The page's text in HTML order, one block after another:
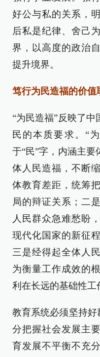
好公与私的关系，
后私是纪律、舍己
界，以高度的政治
提升境界。
笃行为民造福的价值
“为民造福”反映了
民的本质要求。“
于“民”字，内涵主
体人民造福，不断
体教育差距，统筹
局的辩证关系；二
人民群众急难愁盼
现代化国家的新征
三是经得起全体人
为衡量工作成效的
利在长远的基础性工
教育系统必须坚持好
分把握社会发展主
育发展不平衡不充